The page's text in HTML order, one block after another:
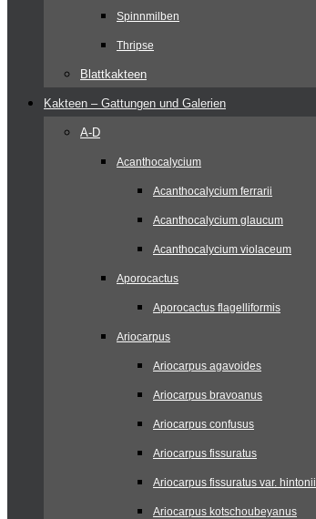
Spinnmilben
Thripse
Blattkakteen
Kakteen – Gattungen und Galerien
A-D
Acanthocalycium
Acanthocalycium ferrarii
Acanthocalycium glaucum
Acanthocalycium violaceum
Aporocactus
Aporocactus flagelliformis
Ariocarpus
Ariocarpus agavoides
Ariocarpus bravoanus
Ariocarpus confusus
Ariocarpus fissuratus
Ariocarpus fissuratus var. hintonii
Ariocarpus kotschoubeyanus